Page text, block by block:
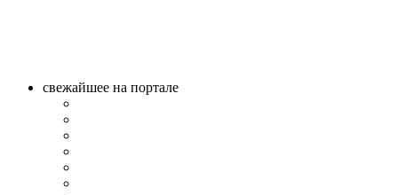
свежайшее на портале